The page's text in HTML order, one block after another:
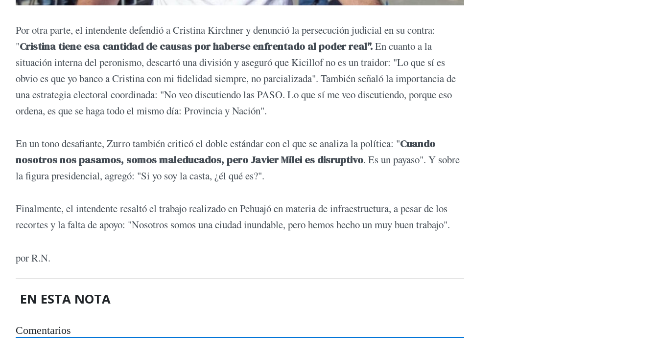
Por otra parte, el intendente defendió a Cristina Kirchner y denunció la persecución judicial en su contra:
"Cristina tiene esa cantidad de causas por haberse enfrentado al poder real".En cuanto a la
situación interna del peronismo, descartó una división y aseguró que Kicillof no es un traidor: "Lo que sí es
obvio es que yo banco a Cristina con mi fidelidad siempre, no parcializada". También señaló la importancia de
una estrategia electoral coordinada: "No veo discutiendo las PASO. Lo que sí me veo discutiendo, porque eso
ordena, es que se haga todo el mismo día: Provincia y Nación".
En un tono desafiante, Zurro también criticó el doble estándar con el que se analiza la política: "Cuando
nosotros nos pasamos, somos maleducados, pero Javier Milei es disruptivo. Es un payaso". Y sobre
la figura presidencial, agregó: "Si yo soy la casta, ¿él qué es?".
Finalmente, el intendente resaltó el trabajo realizado en Pehuajó en materia de infraestructura, a pesar de los
recortes y la falta de apoyo: "Nosotros somos una ciudad inundable, pero hemos hecho un muy buen trabajo".
por R.N.
EN ESTA NOTA
Comentarios